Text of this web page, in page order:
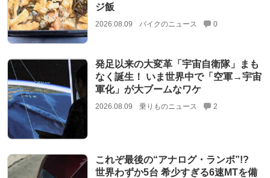
ジ飯
2026.08.09 バイクのニュース 0
発足以来の大変革「宇宙自衛隊」まも
なく誕生！ いま世界中で「空軍→宇宙
軍化」が大ブームなワケ
2026.08.09 乗りものニュース 2
これぞ最後の“アナログ・ランボ”!?
世界わずか5台 希少すぎる6速MTを備